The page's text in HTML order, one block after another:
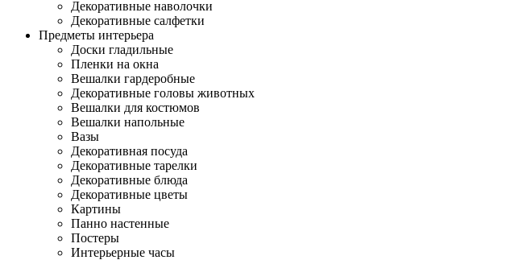
Декоративные наволочки
Декоративные салфетки
Предметы интерьера
Доски гладильные
Пленки на окна
Вешалки гардеробные
Декоративные головы животных
Вешалки для костюмов
Вешалки напольные
Вазы
Декоративная посуда
Декоративные тарелки
Декоративные блюда
Декоративные цветы
Картины
Панно настенные
Постеры
Интерьерные часы